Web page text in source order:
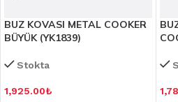
BUZ KOVASI METAL COOKER
BÜYÜK (YK1839)
Stokta
1,925.00₺